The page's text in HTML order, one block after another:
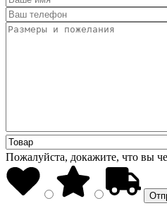
Пожалуйста, докажите, что вы